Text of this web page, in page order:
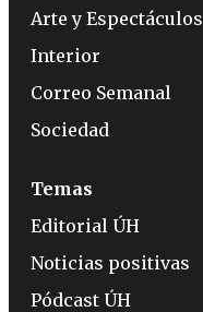
Arte y Espectáculos
Interior
Correo Semanal
Sociedad
Temas
Editorial ÚH
Noticias positivas
Pódcast ÚH